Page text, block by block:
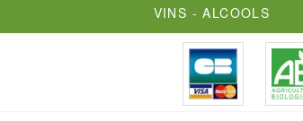
VINS - ALCOOLS